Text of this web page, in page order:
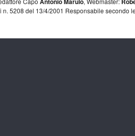
n. 5208 del 13/4/2001 Responsabile secondo